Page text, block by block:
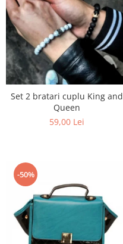
Set 2 bratari cuplu King and
Queen
59,00 Lei
-50%